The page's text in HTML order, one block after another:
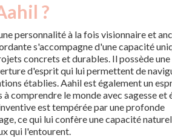
?
personnalité à la fois visionnaire et
s'accompagne d'une capacité
concrets et durables. Il possède une
d'esprit qui lui permettent de
établies. Aahil est également un
comprendre le monde avec sagesse et
est tempérée par une profonde
ce qui lui confère une capacité
qui l'entourent.